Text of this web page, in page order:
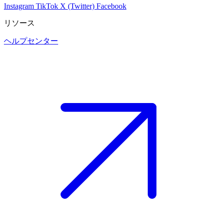
Instagram TikTok X (Twitter) Facebook
リソース
ヘルプセンター